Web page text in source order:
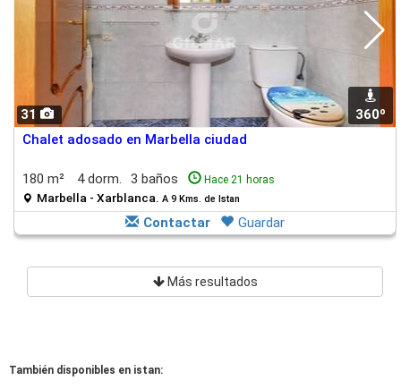
31
360º
Chalet adosado en Marbella ciudad
180 m² 4 dorm. 3 baños Hace 21 horas
Marbella - Xarblanca. A 9 Kms. de Istan
Contactar Guardar
Más resultados
También disponibles en istan: